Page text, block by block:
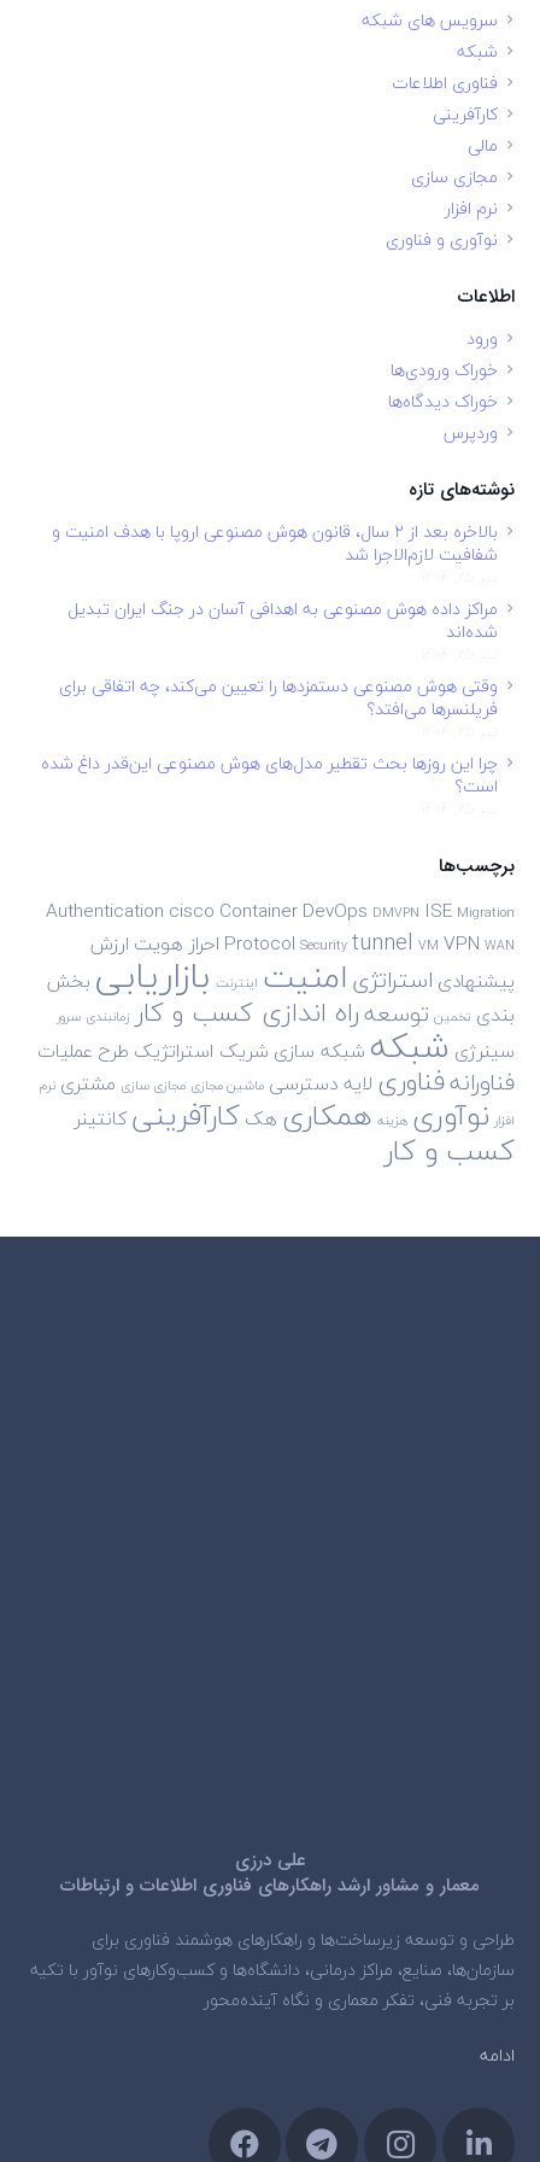
سرویس های شبکه
شبکه
فناوری اطلاعات
کارآفرینی
مالی
مجازی سازی
نرم افزار
نوآوری و فناوری
اطلاعات
ورود
خوراک ورودی‌ها
خوراک دیدگاه‌ها
وردپرس
نوشته‌های تازه
بالاخره بعد از ۲ سال، قانون هوش مصنوعی اروپا با هدف امنیت و
شفافیت لازم‌الاجرا شد
مراکز داده هوش مصنوعی به اهدافی آسان در جنگ ایران تبدیل
شده‌اند
وقتی هوش مصنوعی دستمزدها را تعیین می‌کند، چه اتفاقی برای
فریلنسرها می‌افتد؟
چرا این روزها بحث تقطیر مدل‌های هوش مصنوعی این‌قدر داغ شده
است؟
برچسب‌ها
Authentication cisco ContainerDevOps DMVPN ISE Migration
Protocol Security tunnel VM VPN WAN احراز هویت ارزش
پیشنهادی استراتژی امنیت اینترنت بازاریابیبخش
بندی تخمین توسعهراه اندازی کسب و کار زمانبندی سرور
سینرژی شبکه شبکه سازی شریک استراتژیک طرح عملیات
فناورانهفناوری لایه دسترسی ماشین مجازی مجازی سازی مشتری نرم
افزار نوآوری هزینه همکاری هککارآفرینیکانتینر
کسب و کار
علی درزی
معمار و مشاور ارشد راهکارهای فناوری اطلاعات و ارتباطات
طراحی و توسعه زیرساخت‌ها و راهکارهای هوشمند فناوری برای
سازمان‌ها، صنایع، مراکز درمانی، دانشگاه‌ها و کسب‌وکارهای نوآور با تکیه
بر تجربه فنی، تفکر معماری و نگاه آینده‌محور
ادامه